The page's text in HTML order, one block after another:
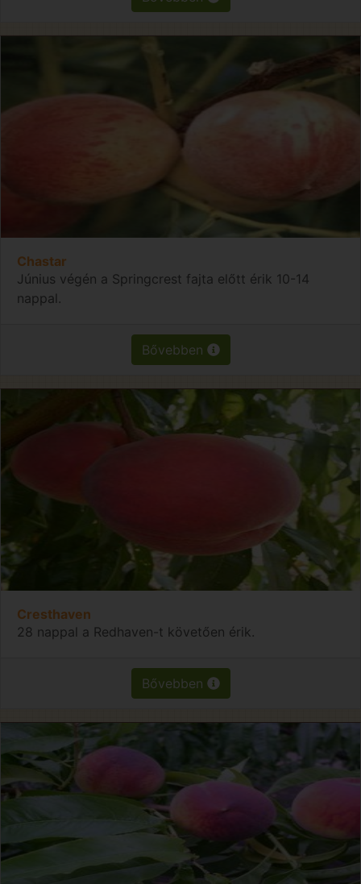
Chastar
Június végén a Springcrest fajta előtt érik 10-14
nappal.
Bővebben
Cresthaven
28 nappal a Redhaven-t követően érik.
Bővebben